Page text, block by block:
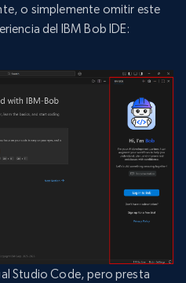
o simplemente omitir este
del IBM Bob IDE:
Studio Code, pero presta